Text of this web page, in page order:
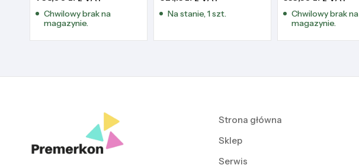
Chwilowy brak na
magazynie.
M476
Na stanie, 1 szt.
Chwilowy brak na
magazynie.
Strona główna
Sklep
Serwis